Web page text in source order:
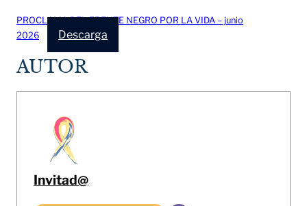
PROCLAMA DEL FRENTE NEGRO POR LA VIDA – junio
2026
Descarga
AUTOR
Invitad@